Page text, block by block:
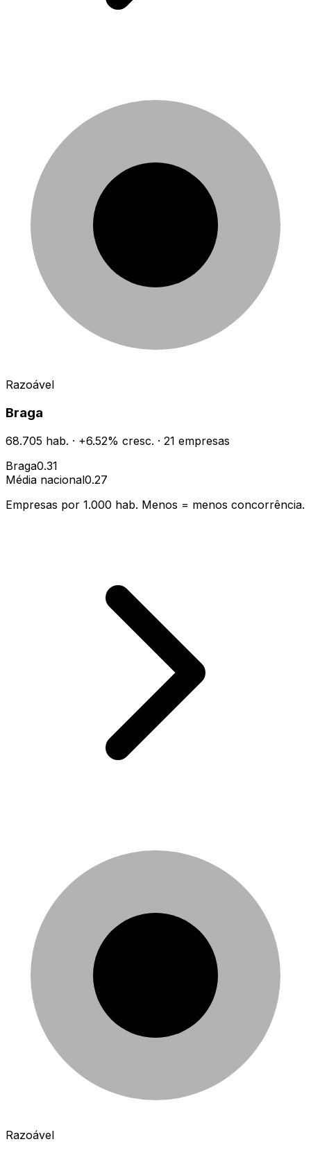
Razoável
Braga
68.705 hab. · +6.52% cresc. · 21 empresas
Braga0.31
Média nacional0.27
Empresas por 1.000 hab. Menos = menos concorrência.
Razoável